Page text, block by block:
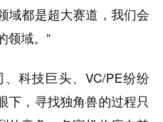
域都是超大赛道，我们会
领域。”
、科技巨头、VC/PE纷纷
下，寻找独角兽的过程只